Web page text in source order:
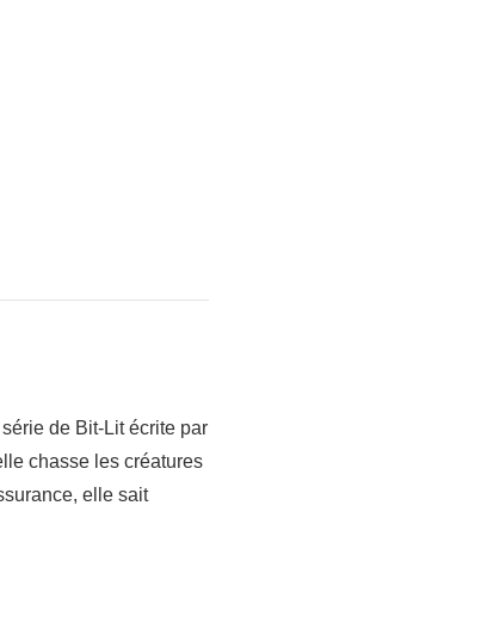
de Bit-Lit écrite par
chasse les créatures
elle sait